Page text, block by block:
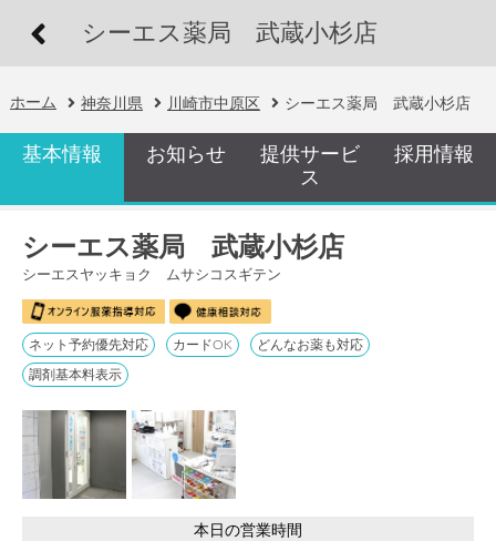
シーエス薬局 武蔵小杉店
ホーム 神奈川県 川崎市中原区 シーエス薬局 武蔵小杉店
基本情報 お知らせ
提供サービ
ス
採用情報
シーエス薬局 武蔵小杉店
シーエスヤッキョク ムサシコスギテン
ネット予約優先対応 カードOK どんなお薬も対応
調剤基本料表示
本日の営業時間